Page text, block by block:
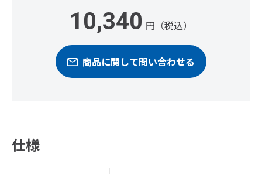
10,340 円（税込）
商品に関して問い合わせる
仕様